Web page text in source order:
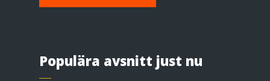
Populära avsnitt just nu